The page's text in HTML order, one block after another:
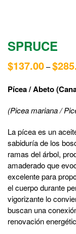
SPRUCE
$137.00–$
Pícea / Abeto
(Picea mariana /
La pícea es un
sabiduría de los
ramas del árbol,
amaderado que
excelente para
el cuerpo durante
vigorizante lo
buscan una
renovación